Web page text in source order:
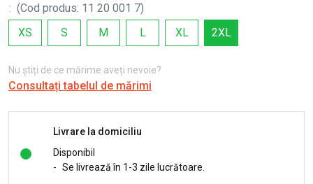
: (Cod produs: 11 20 001 7)
XS
S M L XL 2XL
Nu știți de ce mărime aveți nevoie?
Consultați tabelul de mărimi
Livrare la domiciliu
Disponibil
- Se livrează în 1-3 zile lucrătoare.